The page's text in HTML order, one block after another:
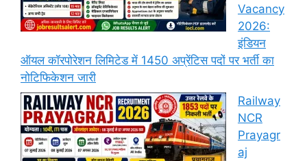
Vacancy
2026:
इंडियन
ऑयल कॉरपोरेशन लिमिटेड में 1450 अप्रेंटिस पदों पर भर्ती का
नोटिफिकेशन जारी
Railway
NCR
Prayagr
aj